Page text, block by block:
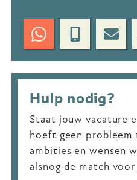
Hulp nodig?
Staat jouw vacature
hoeft geen
ambities en wensen
alsnog de match